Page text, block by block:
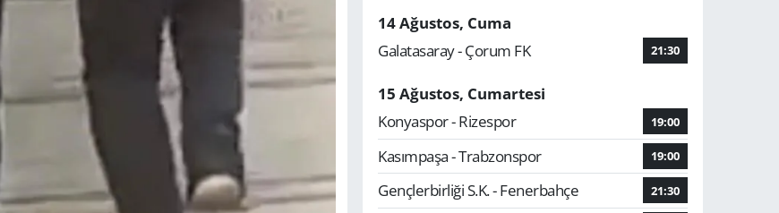
14 Ağustos, Cuma
Galatasaray - Çorum FK
21:30
15 Ağustos, Cumartesi
Konyaspor - Rizespor
19:00
Kasımpaşa - Trabzonspor 19:00
Gençlerbirliği S.K. - Fenerbahçe 21:30